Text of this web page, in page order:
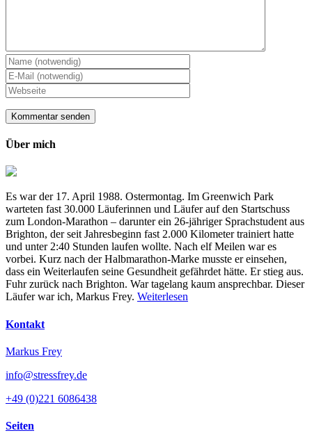
Über mich
Es war der 17. April 1988. Ostermontag. Im Greenwich Park
warteten fast 30.000 Läuferinnen und Läufer auf den Startschuss
zum London-Marathon – darunter ein 26-jähriger Sprachstudent aus
Brighton, der seit Jahresbeginn fast 2.000 Kilometer trainiert hatte
und unter 2:40 Stunden laufen wollte. Nach elf Meilen war es
vorbei. Kurz nach der Halbmarathon-Marke musste er einsehen,
dass ein Weiterlaufen seine Gesundheit gefährdet hätte. Er stieg aus.
Fuhr zurück nach Brighton. War tagelang kaum ansprechbar. Dieser
Läufer war ich, Markus Frey. Weiterlesen
Kontakt
Markus Frey
info@stressfrey.de
+49 (0)221 6086438
Seiten